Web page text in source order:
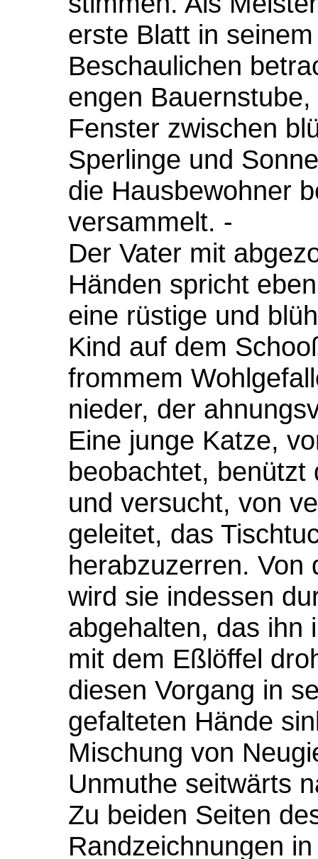
erste Blatt in
Beschaulichen
engen
Fenster zwischen
Sperlinge und
die Hausbewohner
versammelt. -
Der Vater mit
Händen spricht
eine rüstige und
Kind auf dem
frommem
nieder, der
Eine junge Katze,
beobachtet, benützt
und versucht, von
geleitet, das
herabzuzerren. Von
wird sie indessen
abgehalten, das ihn
mit dem Eßlöffel
diesen Vorgang in
gefalteten Hände
Mischung von
Unmuthe seitwärts
Zu beiden Seiten
Randzeichnungen